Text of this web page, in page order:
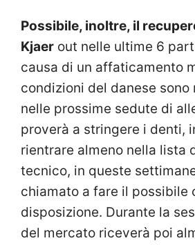
Possibile, inoltre, il
Kjaer out nelle ultime 6
causa di un affaticamento
condizioni del danese sono
nelle prossime sedute di
proverà a stringere i denti,
rientrare almeno nella lista
tecnico, in queste
chiamato a fare il possibile
disposizione. Durante la
del mercato riceverà poi